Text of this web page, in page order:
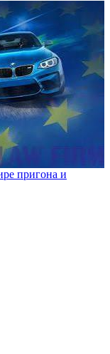
пригона и